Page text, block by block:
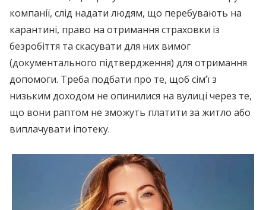
компанії, слід надати людям, що перебувають на
карантині, право на отримання страховки із
безробіття та скасувати для них вимог
(документального підтвердження) для отримання
допомоги. Треба подбати про те, щоб сім’ї з
низьким доходом не опинилися на вулиці через те,
що вони раптом не зможуть платити за житло або
виплачувати іпотеку.